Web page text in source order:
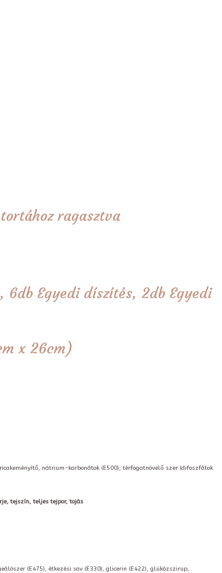
ragasztva
Egyedi díszítés, 2db Egyedi
x 26cm)
nátrium-karbonátok (E500), térfogatnövelő szer (difoszfátok
tejszín, teljes tejpor, tojás
(E475), étkezési sav (E330), glicerin (E422), glükózszirup,